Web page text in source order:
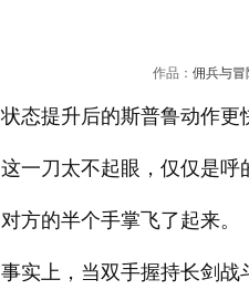
作品： 佣兵与冒
状态提升后的斯普鲁动作更
这一刀太不起眼，仅仅是呼
对方的半个手掌飞了起来。
事实上，当双手握持长剑